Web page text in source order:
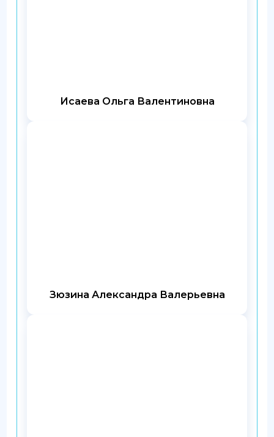
Исаева Ольга Валентиновна
Зюзина Александра Валерьевна